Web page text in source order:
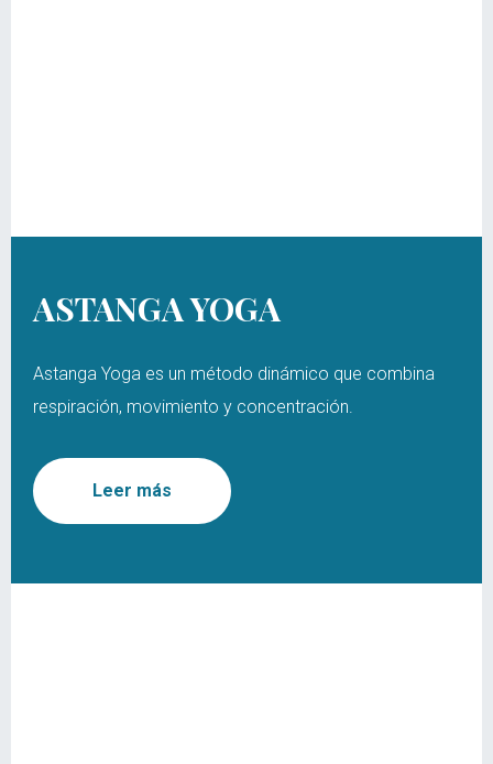
ASTANGA YOGA
Astanga Yoga es un método dinámico que combina
respiración, movimiento y concentración.
Leer más